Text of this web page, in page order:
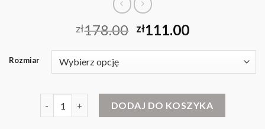
zł178.00 zł111.00
Rozmiar
DODAJ DO KOSZYKA